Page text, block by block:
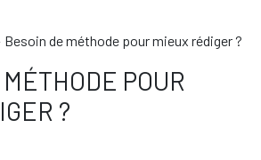
Besoin de méthode pour mieux rédiger ?
POUR
?